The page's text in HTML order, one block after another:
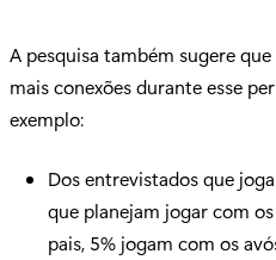
A pesquisa também sugere
mais conexões durante esse
exemplo:
Dos entrevistados que
que planejam jogar com
pais, 5% jogam com os